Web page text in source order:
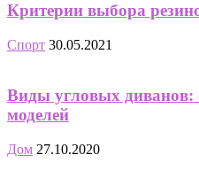
Критерии выбора
Спорт 30.05.2021
Виды угловых диванов:
моделей
Дом 27.10.2020